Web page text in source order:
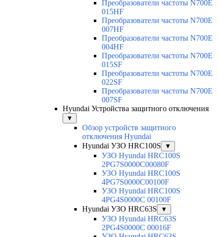
Преобразователи частоты N700E
015HF
Преобразователи частоты N700E
007HF
Преобразователи частоты N700E
004HF
Преобразователи частоты N700E
015SF
Преобразователи частоты N700E
022SF
Преобразователи частоты N700E
007SF
Hyundai Устройства защитного отключения
▼
Обзор устройств защитного
отключения Hyundai
Hyundai УЗО HRC100S
▼
УЗО Hyundai HRC100S
2PG7S0000C00080F
УЗО Hyundai HRC100S
4PG7S0000C00100F
УЗО Hyundai HRC100S
4PG4S0000C 00100F
Hyundai УЗО HRC63S
▼
УЗО Hyundai HRC63S
2PG4S0000C 00016F